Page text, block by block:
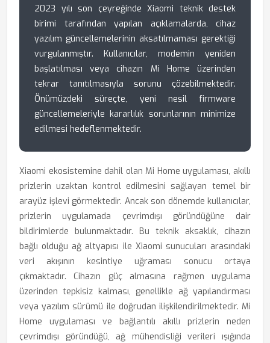
2023 yılı son çeyreğinde Xiaomi teknik destek
birimi tarafından yapılan açıklamalarda, cihaz
yazılım güncellemelerinin aksatılmaması gerektiği
vurgulanmıştır. Kullanıcılar, modemin yeniden
başlatılması veya cihazın Mi Home üzerinden
tekrar tanıtılmasıyla sorunu çözebilmektedir.
Önümüzdeki süreçte, yeni nesil firmware
güncellemeleriyle kararlılık sorunlarının minimize
edilmesi hedeflenmektedir.
Xiaomi ekosistemine dahil olan Mi Home uygulaması, akıllı
prizlerin uzaktan kontrol edilmesini sağlayan temel bir
arayüz işlevi görmektedir. Ancak son dönemde kullanıcılar,
prizlerin uygulamada çevrimdışı göründüğüne dair
bildirimlerde bulunmaktadır. Bu teknik aksaklık, cihazın
bağlı olduğu ağ altyapısı ile Xiaomi sunucuları arasındaki
veri akışının kesintiye uğraması sonucu ortaya
çıkmaktadır. Cihazın güç almasına rağmen uygulama
üzerinden tepkisiz kalması, genellikle ağ yapılandırması
veya yazılım sürümü ile doğrudan ilişkilendirilmektedir. Mi
Home uygulaması ve bağlantılı akıllı prizlerin neden
çevrimdışı göründüğü, ağ mühendisliği verileri ışığında